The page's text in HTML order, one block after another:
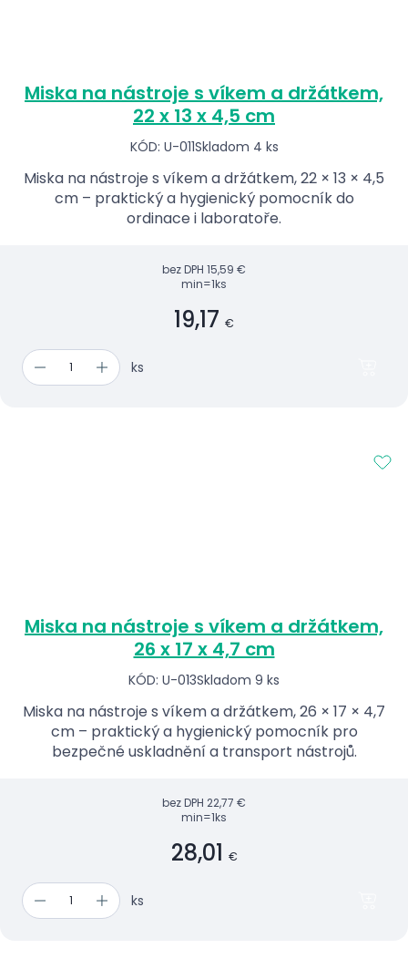
Miska na nástroje s víkem a držátkem,
22 x 13 x 4,5 cm
KÓD: U-011Skladom 4 ks
Miska na nástroje s víkem a držátkem, 22 × 13 × 4,5
cm – praktický a hygienický pomocník do
ordinace i laboratoře.
bez DPH 15,59 €
min=1ks
19,17 €
ks
Miska na nástroje s víkem a držátkem,
26 x 17 x 4,7 cm
KÓD: U-013Skladom 9 ks
Miska na nástroje s víkem a držátkem, 26 × 17 × 4,7
cm – praktický a hygienický pomocník pro
bezpečné uskladnění a transport nástrojů.
bez DPH 22,77 €
min=1ks
28,01 €
ks